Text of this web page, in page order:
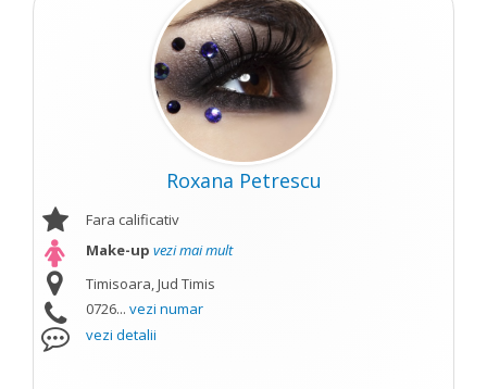
Roxana Petrescu
Fara calificativ
Make-up vezi mai mult
Timisoara, Jud Timis
0726... vezi numar
vezi detalii